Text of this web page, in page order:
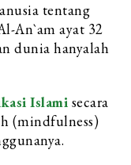
tentang
An`am ayat 32
dunia hanyalah
Islami secara
(mindfulness)